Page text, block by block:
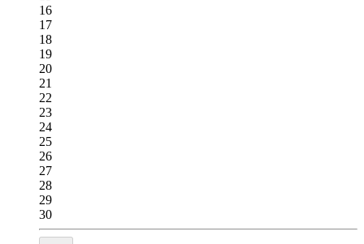
16
17
18
19
20
21
22
23
24
25
26
27
28
29
30